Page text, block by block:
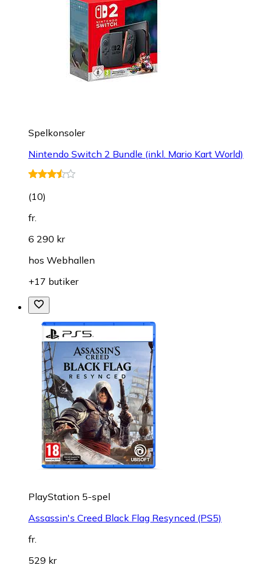
Spelkonsoler
Nintendo Switch 2 Bundle (inkl. Mario Kart World)
(10)
fr.
6 290 kr
hos Webhallen
+17 butiker
PlayStation 5-spel
Assassin's Creed Black Flag Resynced (PS5)
fr.
529 kr